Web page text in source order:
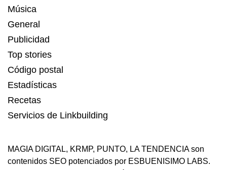
Música
General
Publicidad
Top stories
Código postal
Estadísticas
Recetas
Servicios de Linkbuilding
MAGIA DIGITAL, KRMP, PUNTO, LA TENDENCIAson
contenidos SEO potenciados por ESBUENISIMO LABS.